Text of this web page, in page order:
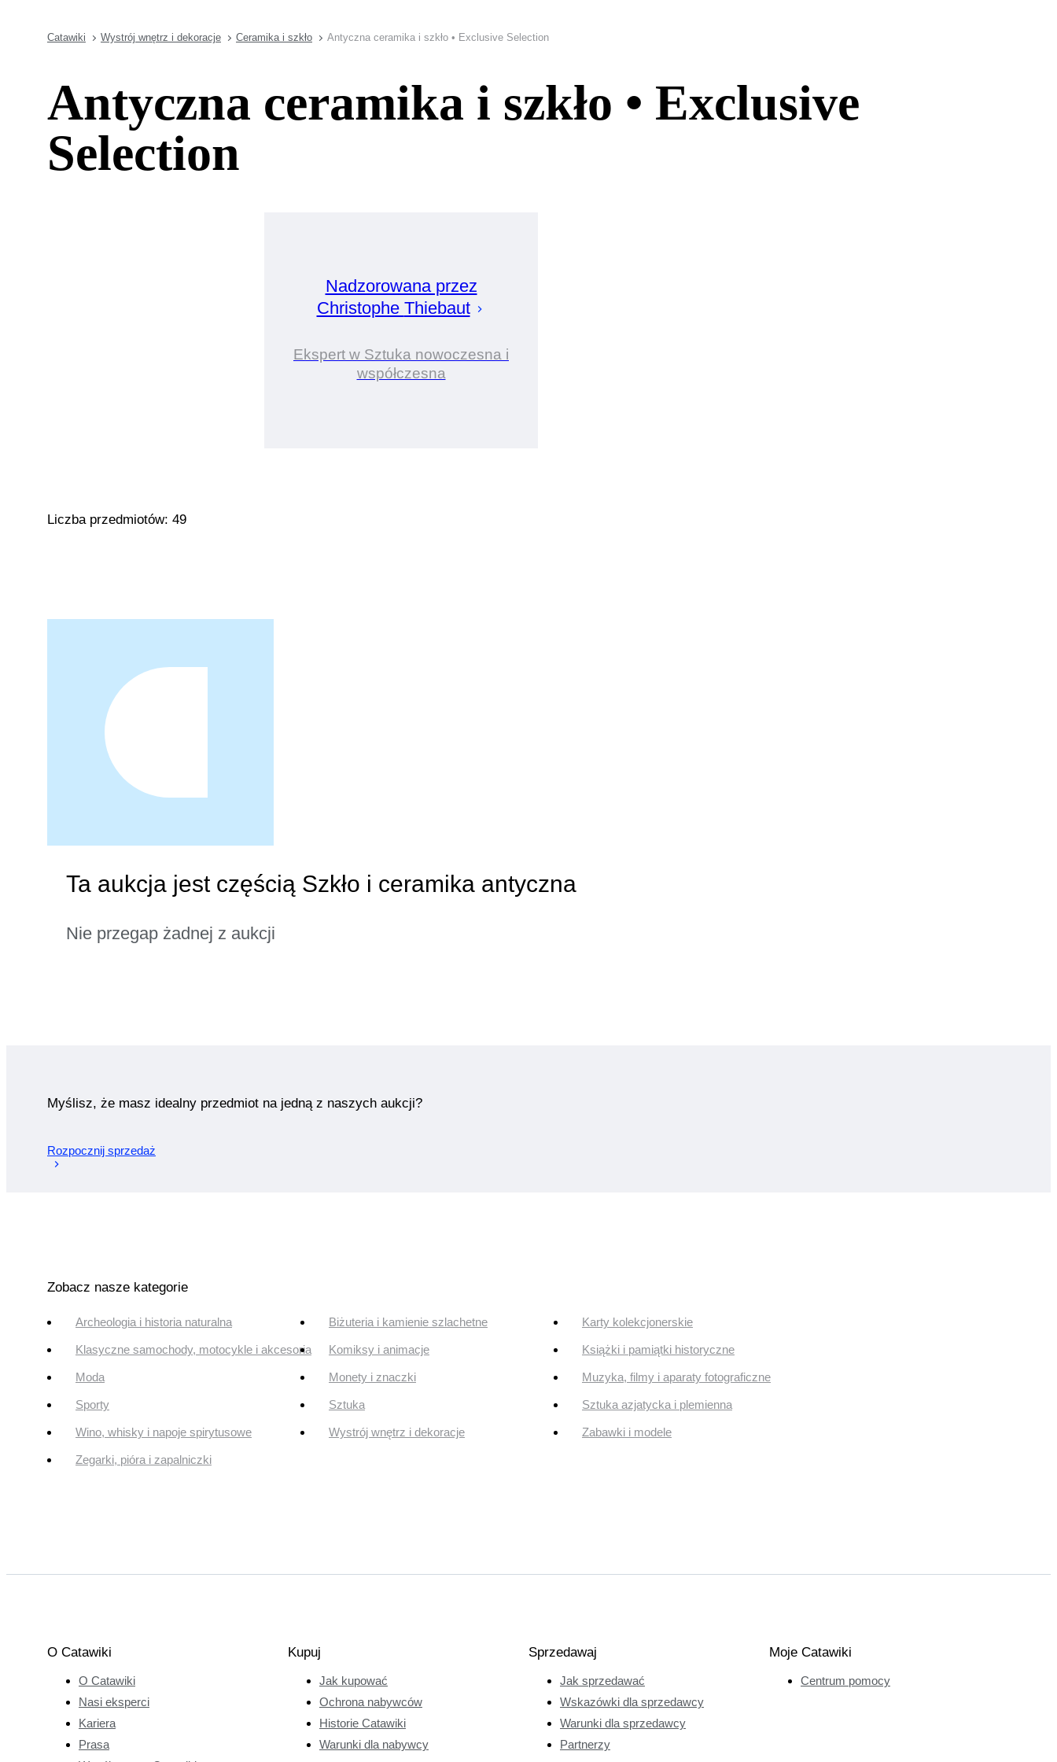
Catawiki Wystrój wnętrz i dekoracje Ceramika i szkło Antyczna ceramika i szkło • Exclusive Selection
Antyczna ceramika i szkło • Exclusive
Selection
Nadzorowana przez
Christophe Thiebaut
Ekspert w Sztuka nowoczesna i
współczesna
Liczba przedmiotów: 49
Ta aukcja jest częścią Szkło i ceramika antyczna
Nie przegap żadnej z aukcji
Myślisz, że masz idealny przedmiot na jedną z naszych aukcji?
Rozpocznij sprzedaż
Zobacz nasze kategorie
Archeologia i historia naturalna Biżuteria i kamienie szlachetne Karty kolekcjonerskie
Klasyczne samochody, motocykle i akcesoria Komiksy i animacje Książki i pamiątki historyczne
Moda Monety i znaczki Muzyka, filmy i aparaty fotograficzne
Sporty Sztuka Sztuka azjatycka i plemienna
Wino, whisky i napoje spirytusowe Wystrój wnętrz i dekoracje Zabawki i modele
Zegarki, pióra i zapalniczki
O Catawiki
O Catawiki
Nasi eksperci
Kariera
Prasa
Kupuj
Jak kupować
Ochrona nabywców
Historie Catawiki
Warunki dla nabywcy
Sprzedawaj
Jak sprzedawać
Wskazówki dla sprzedawcy
Warunki dla sprzedawcy
Partnerzy
Moje Catawiki
Centrum pomocy